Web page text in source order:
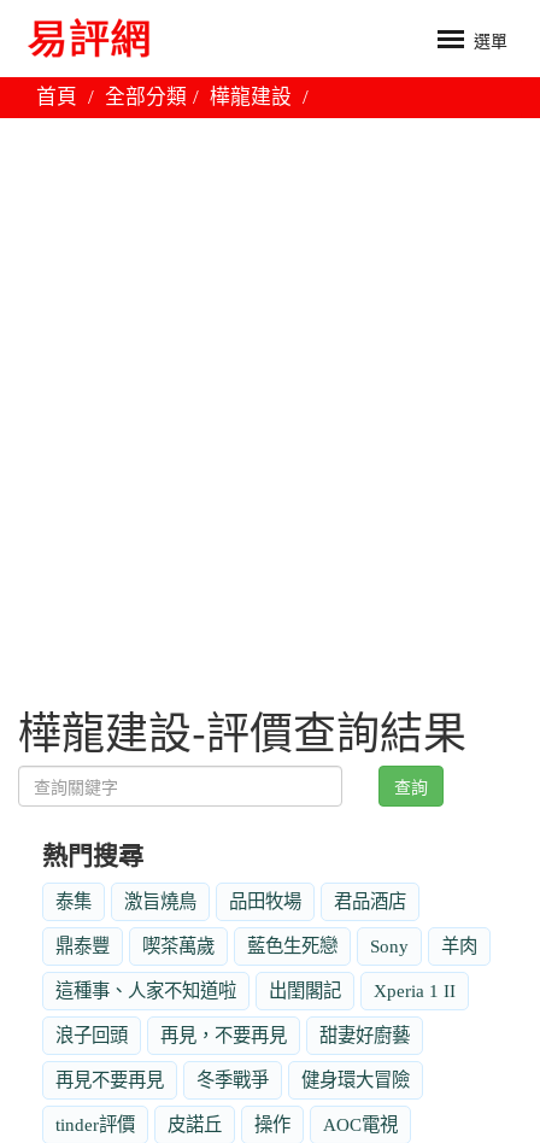
選單
首頁 全部分類 樺龍建設
樺龍建設-評價查詢結果
查詢
熱門搜尋
泰集 激旨燒鳥 品田牧場 君品酒店
鼎泰豐 喫茶萬歲 藍色生死戀 Sony 羊肉
這種事、人家不知道啦 出閨閣記 Xperia 1 II
浪子回頭 再見，不要再見 甜妻好廚藝
再見不要再見 冬季戰爭 健身環大冒險
tinder評價 皮諾丘 操作 AOC電視